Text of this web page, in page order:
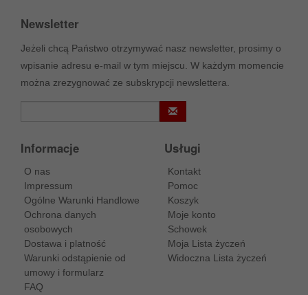
Newsletter
Jeżeli chcą Państwo otrzymywać nasz newsletter, prosimy o
wpisanie adresu e-mail w tym miejscu. W każdym momencie
można zrezygnować ze subskrypcji newslettera.
Informacje
O nas
Impressum
Ogólne Warunki Handlowe
Ochrona danych
osobowych
Dostawa i platność
Warunki odstąpienie od
umowy i formularz
FAQ
Usługi
Kontakt
Pomoc
Koszyk
Moje konto
Schowek
Moja Lista życzeń
Widoczna Lista życzeń